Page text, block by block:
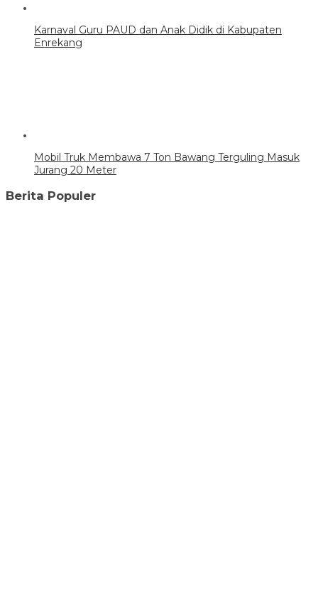
Karnaval Guru PAUD dan Anak Didik di Kabupaten
Enrekang
Mobil Truk Membawa 7 Ton Bawang Terguling Masuk
Jurang 20 Meter
Berita Populer